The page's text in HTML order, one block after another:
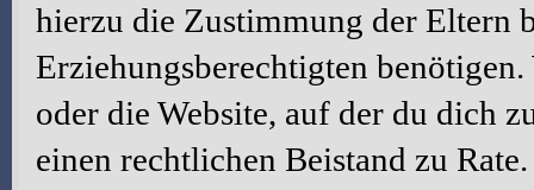
hierzu die Zustimmung der Eltern
Erziehungsberechtigten
oder die Website, auf der du dich
einen rechtlichen Beistand zu